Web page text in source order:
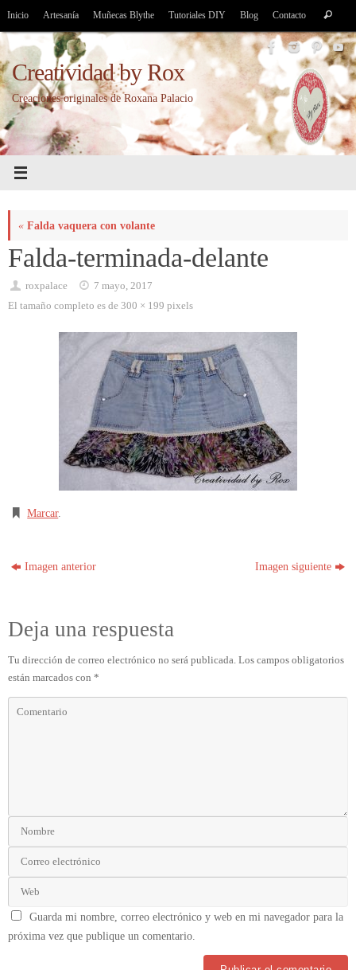
Saltar
contenido
Inicio Artesanía Muñecas Blythe Tutoriales DIY Blog Contacto Buscar
Creatividad by Rox
Creaciones originales de Roxana Palacio
« Falda vaquera con volante
Falda-terminada-delante
roxpalace
7 mayo, 2017
El tamaño completo es de 300 × 199 pixels
Marcar.
Imagen anterior Imagen siguiente
Deja una respuesta
Tu dirección de correo electrónico no será publicada. Los campos obligatorios
están marcados con *
Guarda mi nombre, correo electrónico y web en mi navegador para la
próxima vez que publique un comentario.